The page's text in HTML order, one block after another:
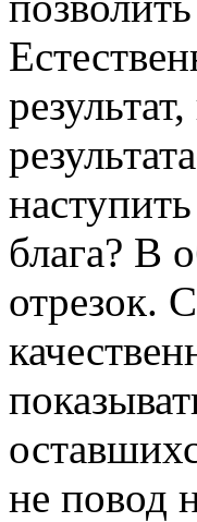
блага? В
отрезок.
не повод